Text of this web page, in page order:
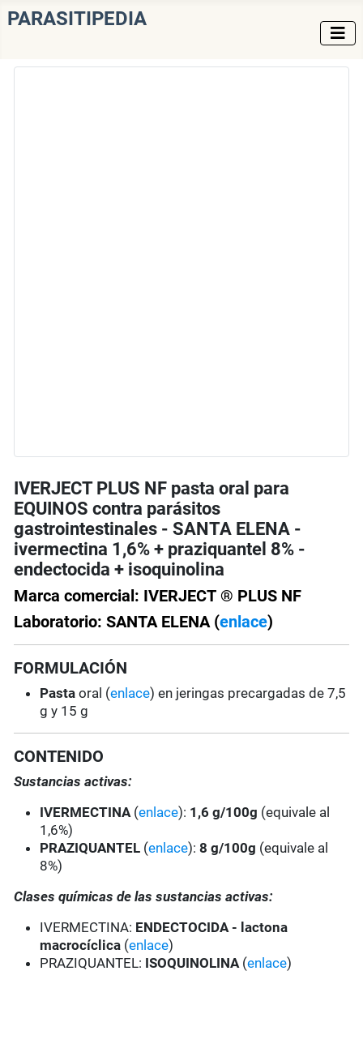
PARASITIPEDIA
IVERJECT PLUS NF pasta oral para
EQUINOS contra parásitos
gastrointestinales - SANTA ELENA -
ivermectina 1,6% + praziquantel 8% -
endectocida + isoquinolina
Marca comercial: IVERJECT ® PLUS NF
Laboratorio: SANTA ELENA (enlace)
FORMULACIÓN
Pasta oral (enlace) en jeringas precargadas de 7,5
g y 15 g
CONTENIDO
Sustancias activas:
IVERMECTINA (enlace): 1,6 g/100g (equivale al
1,6%)
PRAZIQUANTEL (enlace):8 g/100g (equivale al
8%)
Clases químicas de las sustancias activas:
IVERMECTINA: ENDECTOCIDA - lactona
macrocíclica (enlace)
PRAZIQUANTEL: ISOQUINOLINA(enlace)